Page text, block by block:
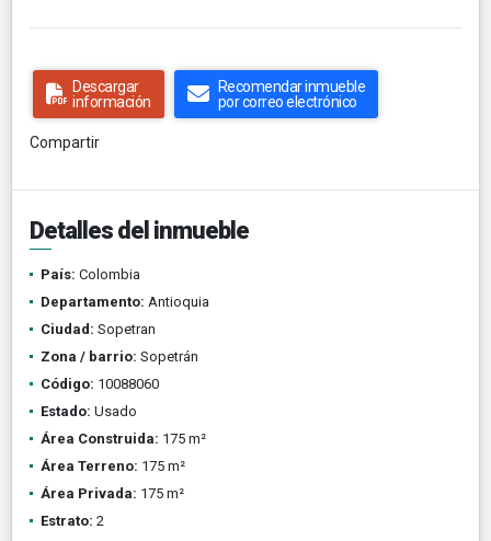
Descargar
información
Recomendar inmueble
por correo electrónico
Compartir
Detalles del inmueble
País: Colombia
Departamento: Antioquia
Ciudad: Sopetran
Zona / barrio: Sopetrán
Código: 10088060
Estado: Usado
Área Construida: 175 m²
Área Terreno: 175 m²
Área Privada: 175 m²
Estrato: 2